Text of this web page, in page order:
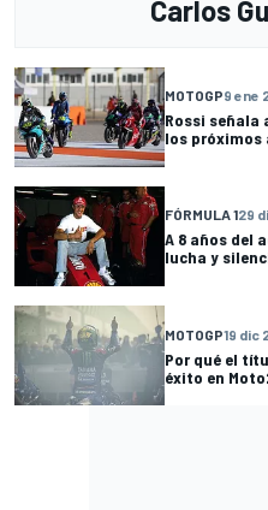
Carlos
MOTOGP9 ene
Rossi señala
los próximos
FÓRMULA 129
A 8 años del
lucha y
MOTOGP19 dic
Por qué el
éxito en